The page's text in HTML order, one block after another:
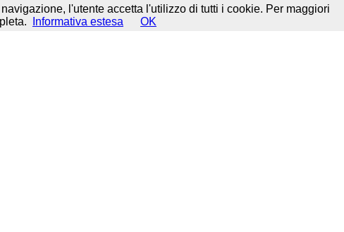
l'utente accetta l'utilizzo di tutti i cookie. Per maggiori
Informativa estesa OK